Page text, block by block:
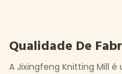
Qualidade De
A Jixingfeng Knitting Mill